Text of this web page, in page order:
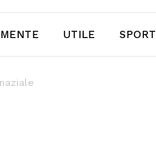
UTILE SPORT